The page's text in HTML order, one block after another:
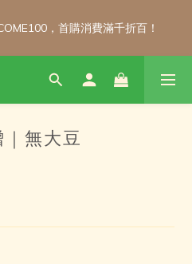
，首購消費滿千折百！
，首購消費滿千折百！
常溫商品消費滿2,000免運！低溫
，首購消費滿千折百！
無大豆